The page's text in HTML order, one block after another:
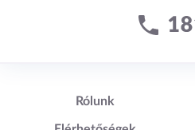
Lábléc1
Rólunk